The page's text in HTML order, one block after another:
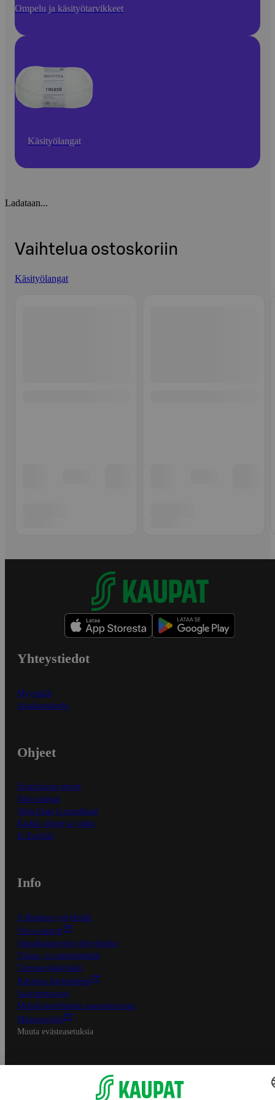
Ompelu ja käsityötarvikkeet
Käsityölangat
Ladataan...
Vaihtelua ostoskoriin
Käsityölangat
Yhteystiedot
Myymälät
Asiakaspalvelu
Ohjeet
Ensitilaajan ohjeet
Näin maksat
Näin tilaat ja muokkaat
Kaikki ohjeet ja vinkit
In English
Info
S-Business yrityksille
Oiva-raportit
Osuuskauppojen yhteystiedot
Tilaus- ja toimitusehdot
Tietosuojakäytäntö
Palvelun käyttöehdot
Saavutettavuus
Mobiilisovelluksen saavutettavuus
Mainostajalle
Muuta evästeasetuksia
S-ryhmän palvelut